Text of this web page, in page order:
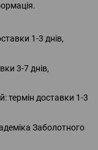
1-3 днів,
3-7 днів,
термін доставки 1-3
Заболотного